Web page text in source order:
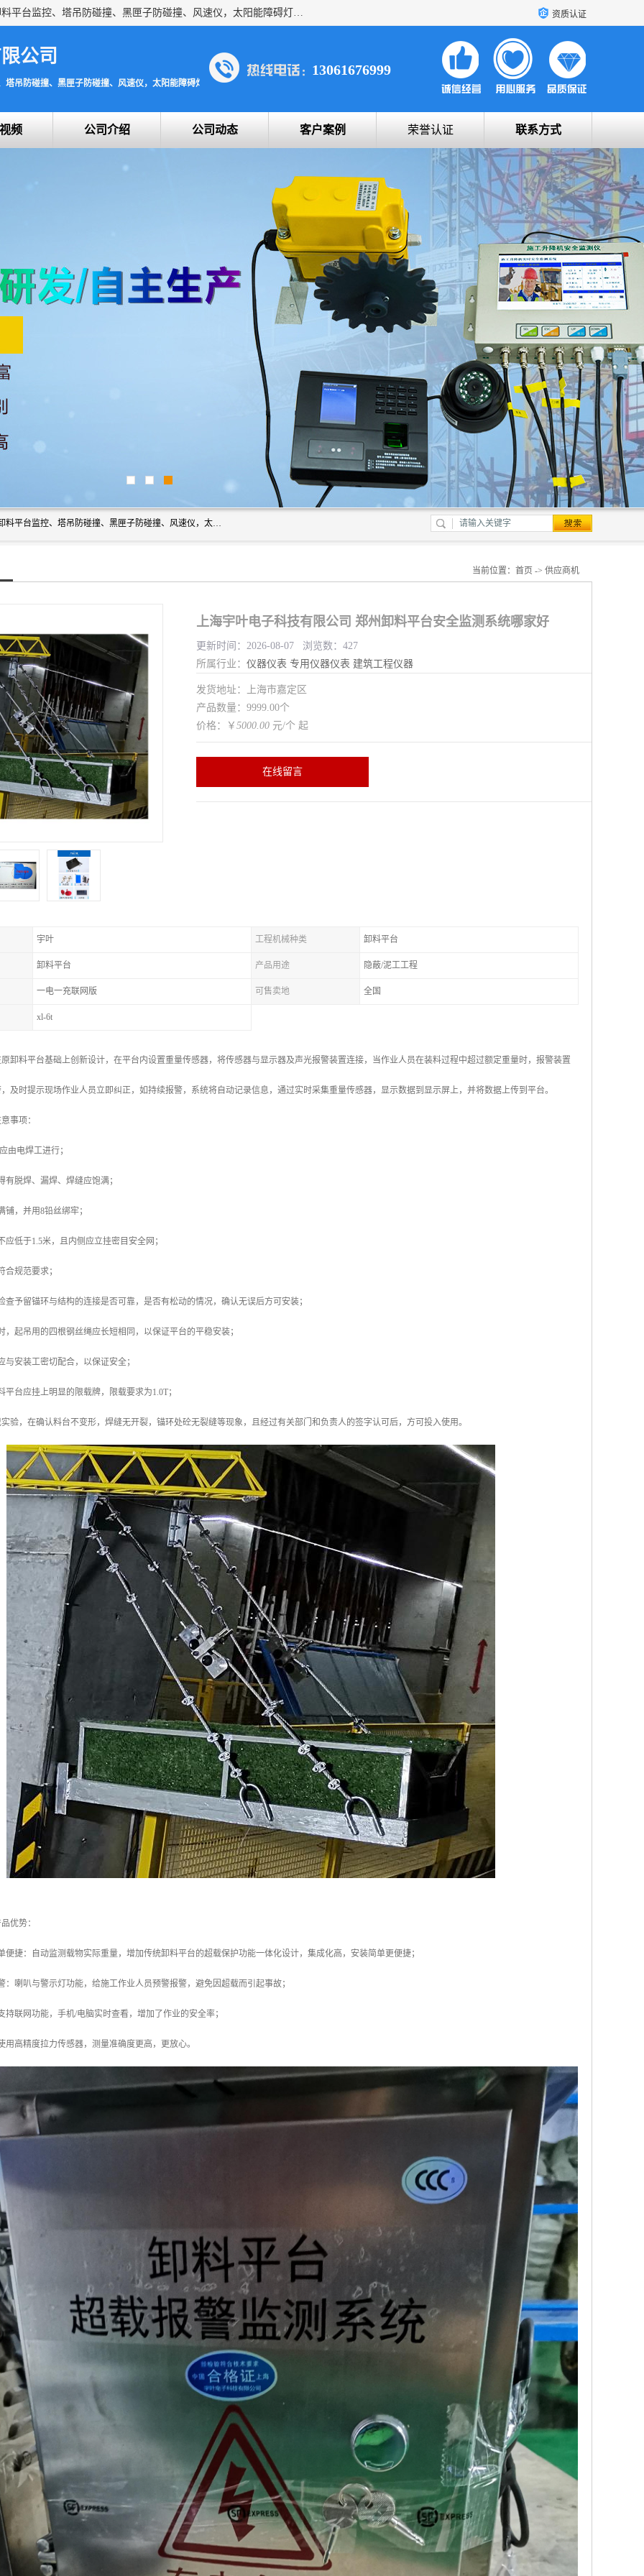
上海宇叶电子科技有限公司是吊钩视频监控、升降机监控、卸料平台监控、塔吊防碰撞、黑匣子防碰撞、风速仪，太阳能障碍灯安全提示灯等一系列升降机的常用配件产品专业研发生产加工的公司，拥有完整、科学的质量管理体系。 资质认证
公司
吊防碰撞、黑匣子防碰撞、风速仪，太阳能障碍灯安全提示灯
13061676999
频 公司介绍 公司动态 客户案例 荣誉认证 联系方式
上海宇叶电子科技有限公司是吊钩视频监控、升降机监控、卸料平台监控、塔吊防碰撞、黑匣子防碰撞、风速仪，太阳能障碍灯安全提示灯等一系列升降机的常用配件产品专业研发生产加工的公司，拥有完整、科学的质量管理体系。
当前位置： 首页 -> 供应商机
上海宇叶电子科技有限公司 郑州卸料平台安全监测系统哪家好
更新时间：2026-08-07 浏览数：427
所属行业： 仪器仪表 专用仪器仪表 建筑工程仪器
发货地址：上海市嘉定区
产品数量：9999.00个
价格：￥ 5000.00 元/个 起
在线留言
宇叶 工程机械种类 卸料平台
卸料平台 产品用途 隐蔽/泥工工程
一电一充联网版 可售卖地 全国
xl-6t
卸料平台基础上创新设计，在平台内设置重量传感器，将传感器与显示器及声光报警装置连接，当作业人员在装料过程中超过额定重量时，报警装置
及时提示现场作业人员立即纠正，如持续报警，系统将自动记录信息，通过实时采集重量传感器，显示数据到显示屏上，并将数据上传到平台。
事项：
由电焊工进行；
有脱焊、漏焊、焊缝应饱满；
，并用8铅丝绑牢；
应低于1.5米，且内侧应立挂密目安全网；
合规范要求；
查予留锚环与结构的连接是否可靠，是否有松动的情况，确认无误后方可安装；
，起吊用的四根钢丝绳应长短相同，以保证平台的平稳安装；
与安装工密切配合，以保证安全；
平台应挂上明显的限载牌，限载要求为1.0T；
验，在确认料台不变形，焊缝无开裂，锚环处砼无裂缝等现象，且经过有关部门和负责人的签字认可后，方可投入使用。
优势：
便捷：自动监测载物实际重量，增加传统卸料平台的超载保护功能一体化设计，集成化高，安装简单更便捷；
：喇叭与警示灯功能，给施工作业人员预警报警，避免因超载而引起事故；
持联网功能，手机/电脑实时查看，增加了作业的安全率；
用高精度拉力传感器，测量准确度更高，更放心。